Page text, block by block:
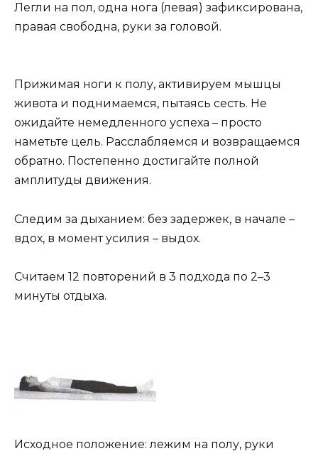
Легли на пол, одна нога (левая) зафиксирована,
правая свободна, руки за головой.
Прижимая ноги к полу, активируем мышцы
живота и поднимаемся, пытаясь сесть. Не
ожидайте немедленного успеха – просто
наметьте цель. Расслабляемся и возвращаемся
обратно. Постепенно достигайте полной
амплитуды движения.
Следим за дыханием: без задержек, в начале –
вдох, в момент усилия – выдох.
Считаем 12 повторений в 3 подхода по 2–3
минуты отдыха.
Исходное положение: лежим на полу, руки